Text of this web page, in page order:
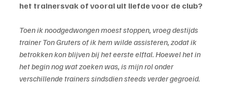
het trainersvak of vooral uit liefde voor de club?
Toen ik noodgedwongen moest stoppen, vroeg destijds
trainer Ton Gruters of ik hem wilde assisteren, zodat ik
betrokken kon blijven bij het eerste elftal. Hoewel het in
het begin nog wat zoeken was, is mijn rol onder
verschillende trainers sindsdien steeds verder gegroeid.